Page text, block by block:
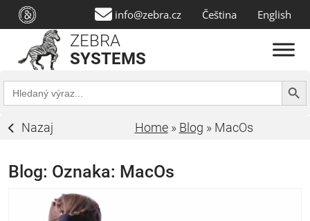
info@zebra.cz Čeština English
ZEBRA
SYSTEMS
Search
for:
Search
Nazaj Home» Blog » MacOs
Blog: Oznaka: MacOs